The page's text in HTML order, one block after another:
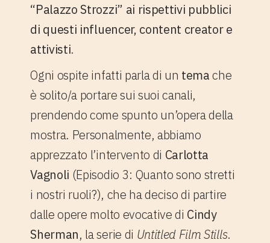
“Palazzo Strozzi” ai rispettivi pubblici
di questi influencer, content creator e
attivisti.
Ogni ospite infatti parla di un temache
è solito/a portare sui suoi canali,
prendendo come spunto un’opera della
mostra. Personalmente, abbiamo
apprezzato l’intervento di Carlotta
Vagnoli (Episodio 3: Quanto sono stretti
i nostri ruoli?), che ha deciso di partire
dalle opere molto evocative di Cindy
Sherman, la serie di Untitled Film Stills.